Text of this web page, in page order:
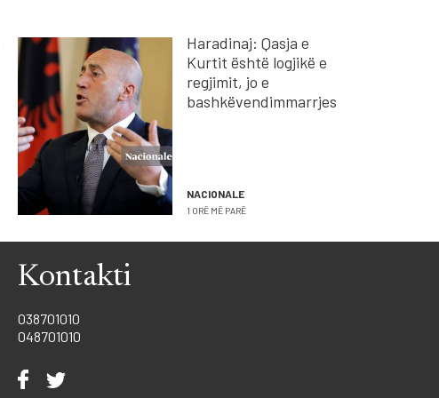
Haradinaj: Qasja e
Kurtit është logjikë e
regjimit, jo e
bashkëvendimmarrjes
NACIONALE
1 ORË MË PARË
Kontakti
038701010
048701010